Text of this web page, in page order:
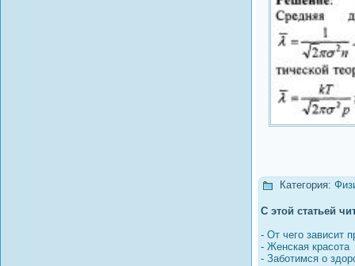
Категория:
С этой статьей
- От чего зависит
- Женская красота
- Заботимся о